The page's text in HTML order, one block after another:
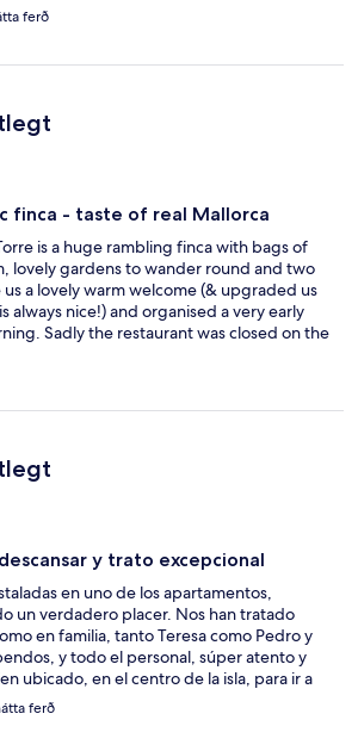
ferð
finca - taste of real Mallorca
is a huge rambling finca with bags of
lovely gardens to wander round and two
us a lovely warm welcome (& upgraded us
always nice!) and organised a very early
Sadly the restaurant was closed on the
one for next time perhaps! Our room was
separate sitting room and private garden
y trato excepcional
en uno de los apartamentos,
un verdadero placer. Nos han tratado
en familia, tanto Teresa como Pedro y
y todo el personal, súper atento y
ubicado, en el centro de la isla, para ir a
montaña. El restaurante es también una
volveremos
ferð